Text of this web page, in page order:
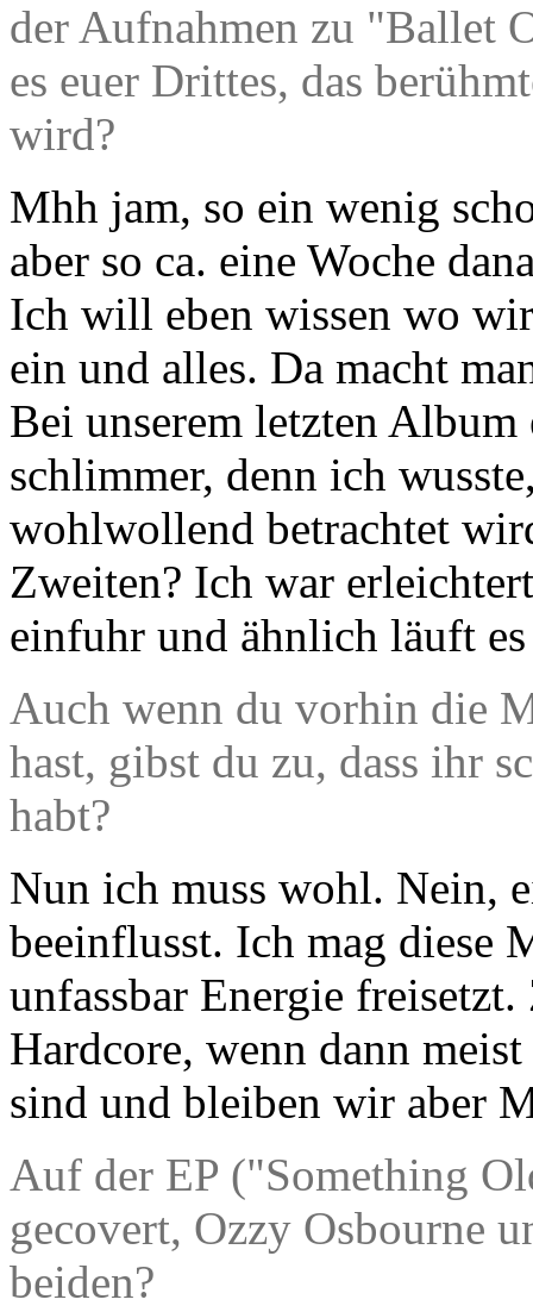
der Aufnahmen zu "Ballet
es euer Drittes, das
wird?
Mhh jam, so ein wenig
aber so ca. eine Woche
Ich will eben wissen wo
ein und alles. Da macht
Bei unserem letzten
schlimmer, denn ich
wohlwollend betrachtet
Zweiten? Ich war
einfuhr und ähnlich läuft
Auch wenn du vorhin die
hast, gibst du zu, dass ihr
habt?
Nun ich muss wohl. Nein,
beeinflusst. Ich mag diese
unfassbar Energie
Hardcore, wenn dann
sind und bleiben wir aber
Auf der EP ("Something
gecovert, Ozzy Osbourne
beiden?